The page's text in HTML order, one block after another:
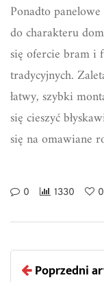
Ponadto
do charakteru
się ofercie bram i
tradycyjnych.
łatwy, szybki
się cieszyć
się na omawiane
0 1330 0
Poprzedni